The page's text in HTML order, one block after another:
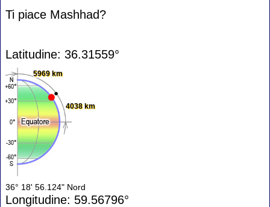
Ti piace Mashhad?
Latitudine: 36.31559°
5969 km
4038 km
36° 18' 56.124" Nord
Longitudine: 59.56796°